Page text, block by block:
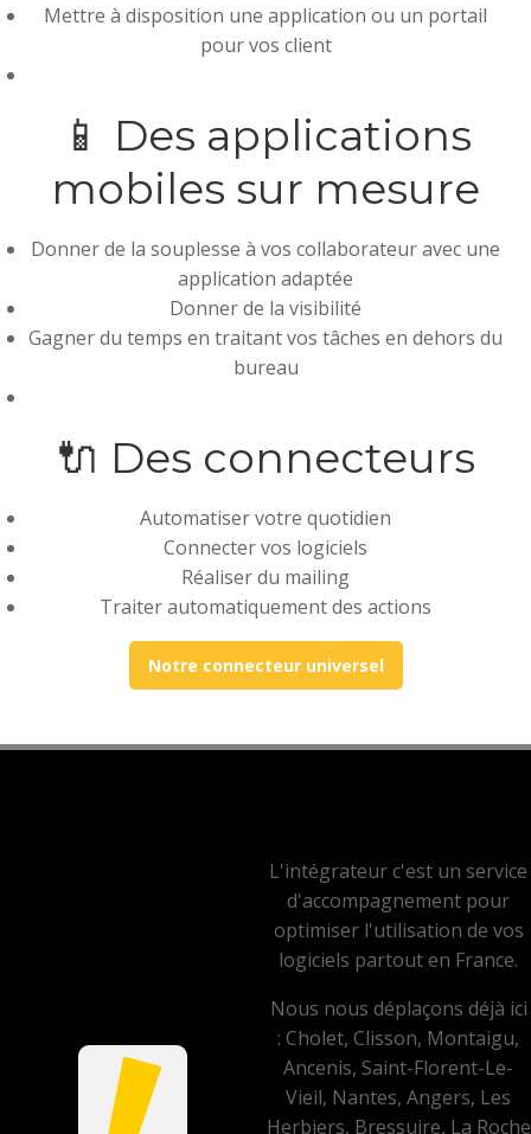
Mettre à disposition une application ou un portail
pour vos client
📱 Des applications
mobiles sur mesure
Donner de la souplesse à vos collaborateur avec une
application adaptée
Donner de la visibilité
Gagner du temps en traitant vos tâches en dehors du
bureau
🔌 Des connecteurs
Automatiser votre quotidien
Connecter vos logiciels
Réaliser du mailing
Traiter automatiquement des actions
Notre connecteur universel
L'intégrateur c'est un service
d'accompagnement pour
optimiser l'utilisation de vos
logiciels partout en France.
Nous nous déplaçons déjà ici
: Cholet, Clisson, Montaigu,
Ancenis, Saint-Florent-Le-
Vieil, Nantes, Angers, Les
Herbiers, Bressuire, La Roche